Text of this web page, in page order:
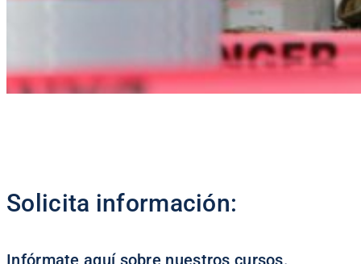
Solicita información:
Infórmate aquí sobre nuestros cursos.